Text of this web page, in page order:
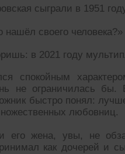
сыграли в 1951
нашёл своего
в 2021 году
спокойным
не ограничилась
быстро понял:
любовниц.
его жена, увы, не
как дочерей и